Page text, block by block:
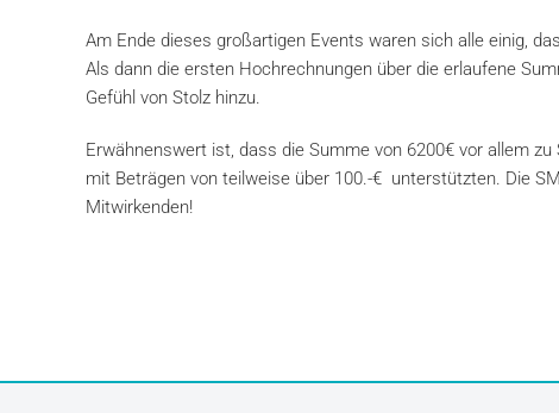
Am Ende dieses großartigen Events waren sich alle einig,
Als dann die ersten Hochrechnungen über die erlaufene
Gefühl von Stolz hinzu.
Erwähnenswert ist, dass die Summe von 6200€ vor allem
mit Beträgen von teilweise über 100.-€ unterstützten. Die
Mitwirkenden!